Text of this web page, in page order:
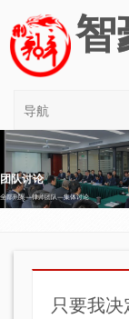
智
导航
团队讨论
全部刑案—律师团队—集体讨论
只要我